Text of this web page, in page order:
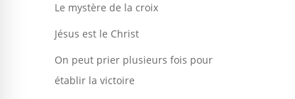
Le mystère de la croix
Jésus est le Christ
On peut prier plusieurs fois pour
établir la victoire